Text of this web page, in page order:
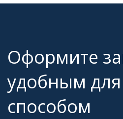
Оформите
удобным
способом